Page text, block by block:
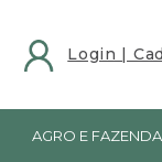
AGRO E FAZENDA